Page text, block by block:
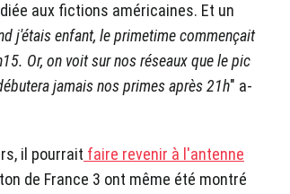
aux fictions américaines. Et un
j'étais enfant, le primetime commençait
Or, on voit sur nos réseaux que le pic
jamais nos primes après 21h" a-
il pourrait faire revenir à l'antenne
de France 3 ont même été montré